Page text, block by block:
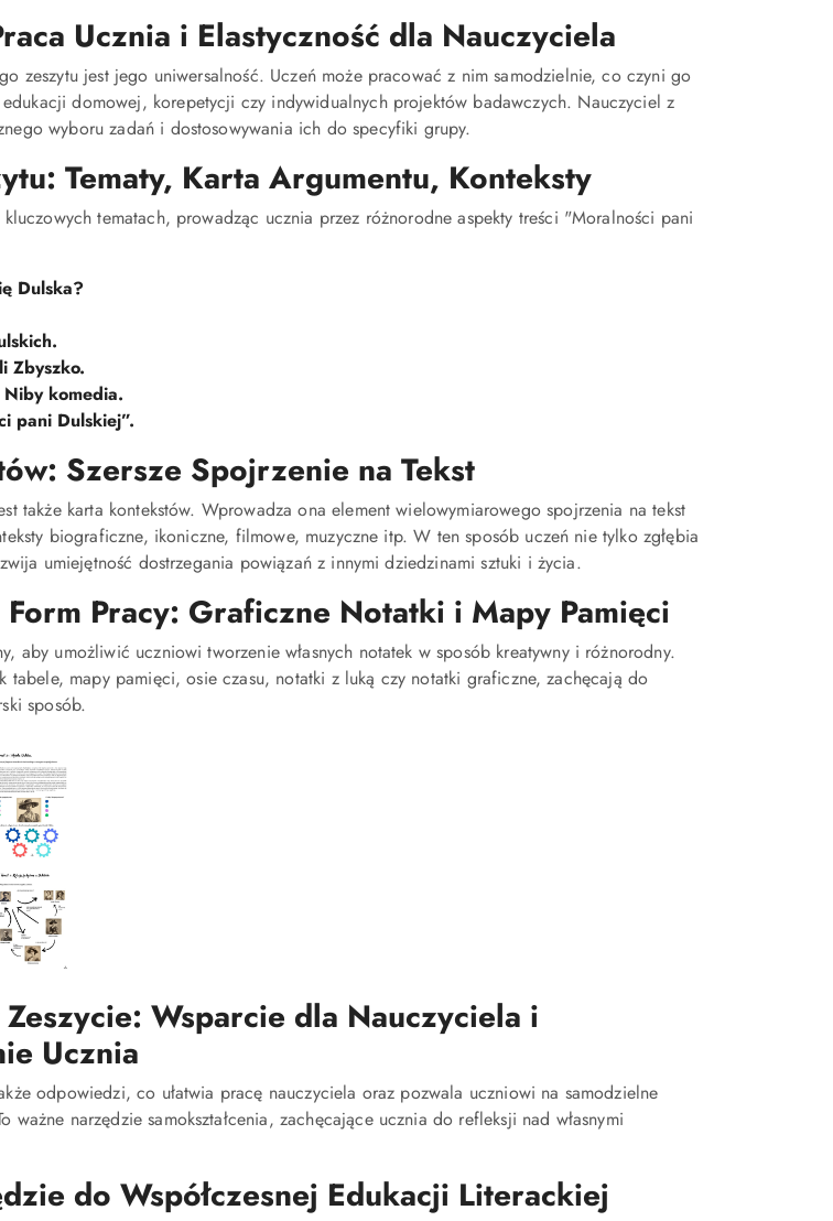
Ucznia i Elastyczność dla Nauczyciela
zeszytu jest jego uniwersalność. Uczeń może pracować z nim samodzielnie, co czyni go
edukacji domowej, korepetycji czy indywidualnych projektów badawczych. Nauczyciel z
wyboru zadań i dostosowywania ich do specyfiki grupy.
Tematy, Karta Argumentu, Konteksty
kluczowych tematach, prowadząc ucznia przez różnorodne aspekty treści "Moralności pani
Dulska?
Zbyszko.
Niby komedia.
pani Dulskiej”.
Szersze Spojrzenie na Tekst
także karta kontekstów. Wprowadza ona element wielowymiarowego spojrzenia na tekst
biograficzne, ikoniczne, filmowe, muzyczne itp. W ten sposób uczeń nie tylko zgłębia
umiejętność dostrzegania powiązań z innymi dziedzinami sztuki i życia.
Pracy: Graficzne Notatki i Mapy Pamięci
aby umożliwić uczniowi tworzenie własnych notatek w sposób kreatywny i różnorodny.
tabele, mapy pamięci, osie czasu, notatki z luką czy notatki graficzne, zachęcają do
sposób.
Wsparcie dla Nauczyciela i
Ucznia
odpowiedzi, co ułatwia pracę nauczyciela oraz pozwala uczniowi na samodzielne
ważne narzędzie samokształcenia, zachęcające ucznia do refleksji nad własnymi
do Współczesnej Edukacji Literackiej